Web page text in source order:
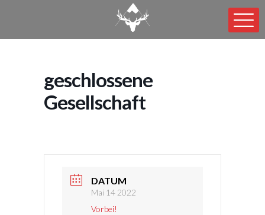
geschlossene
Gesellschaft
DATUM
Mai 14 2022
Vorbei!